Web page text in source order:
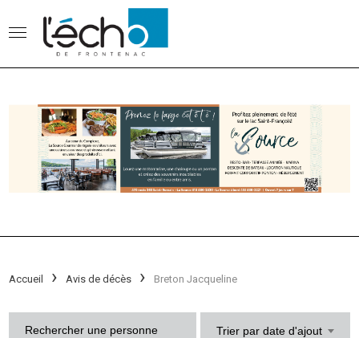
Accueil Avis de décès Breton Jacqueline
Trier par date d'ajout